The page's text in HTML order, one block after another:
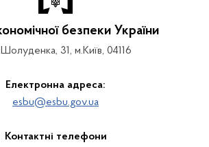
безпеки України
31, м.Київ, 04116
Електронна адреса:
esbu@esbu.gov.ua
Контактні телефони